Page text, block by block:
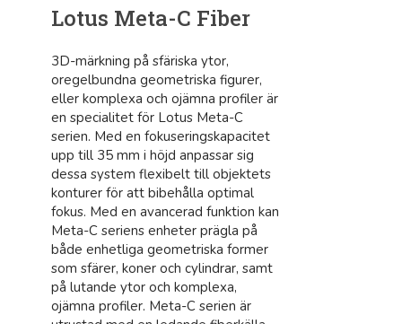
Lotus Meta-C Fiber
3D-märkning på sfäriska ytor,
oregelbundna geometriska figurer,
eller komplexa och ojämna profiler är
en specialitet för Lotus Meta-C
serien. Med en fokuseringskapacitet
upp till 35 mm i höjd anpassar sig
dessa system flexibelt till objektets
konturer för att bibehålla optimal
fokus. Med en avancerad funktion kan
Meta-C seriens enheter prägla på
både enhetliga geometriska former
som sfärer, koner och cylindrar, samt
på lutande ytor och komplexa,
ojämna profiler. Meta-C serien är